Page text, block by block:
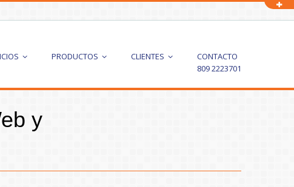
PRODUCTOS CLIENTES
CONTACTO
809 2223701
y